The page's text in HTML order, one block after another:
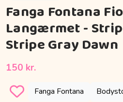
Fanga Fontana
Langærmet -
Stripe Gray Dawn
150 kr.
Fanga Fontana